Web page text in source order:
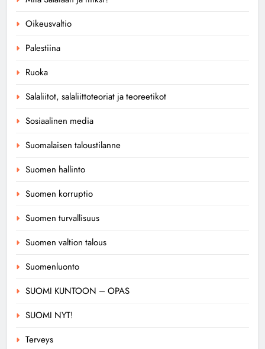
Oikeusvaltio
Palestiina
Ruoka
Salaliitot, salaliittoteoriat ja teoreetikot
Sosiaalinen media
Suomalaisen taloustilanne
Suomen hallinto
Suomen korruptio
Suomen turvallisuus
Suomen valtion talous
Suomenluonto
SUOMI KUNTOON – OPAS
SUOMI NYT!
Terveys